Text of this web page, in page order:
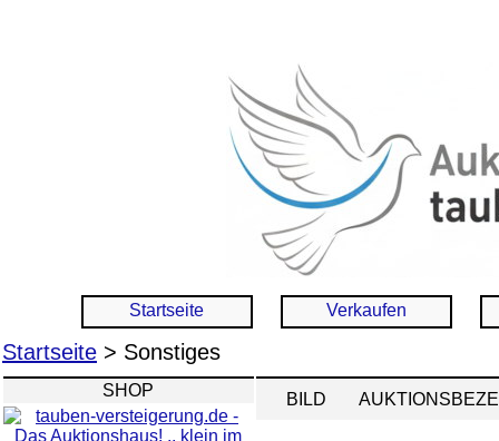
Startseite Verkaufen
Startseite > Sonstiges
SHOP BILD